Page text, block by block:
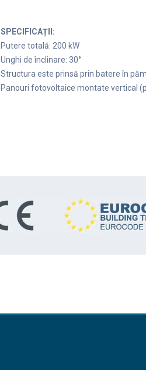
SPECIFICAȚII:
Putere totală: 200 kW
Unghi de înclinare: 30°
Structura este prinsă prin batere în
Panouri fotovoltaice montate vertical